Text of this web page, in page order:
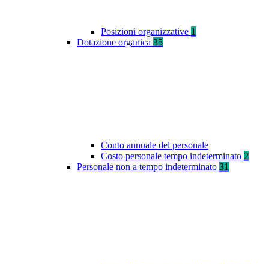
Posizioni organizzative 1
Dotazione organica 35
Conto annuale del personale
Costo personale tempo indeterminato 2
Personale non a tempo indeterminato 31